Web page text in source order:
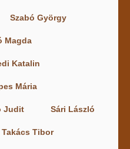
Szabó György
Magda
Katalin
Mária
Judit Sári László
Takács Tibor